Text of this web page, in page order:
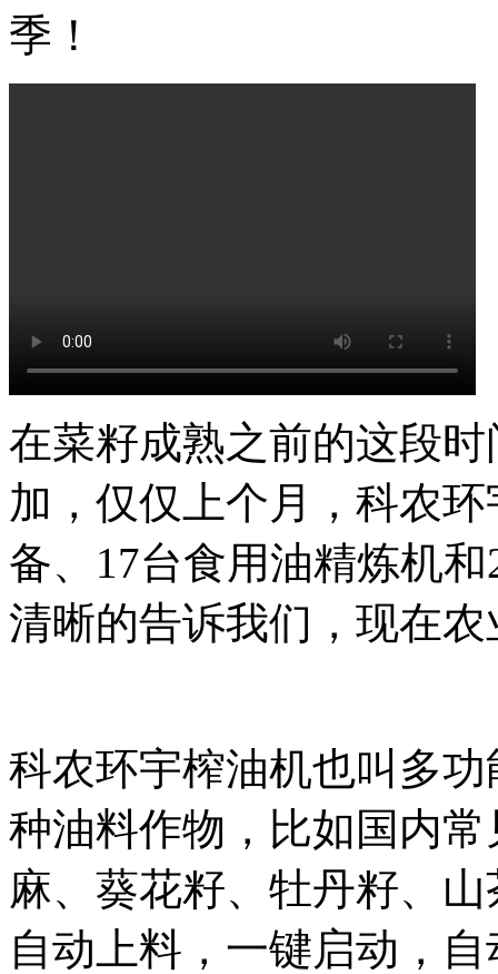
季！
在菜籽成熟之前的这段
加，仅仅上个月，科农
备、17台食用油精炼机
清晰的告诉我们，现在
科农环宇榨油机也叫多
种油料作物，比如国内
麻、葵花籽、牡丹籽、
自动上料，一键启动，